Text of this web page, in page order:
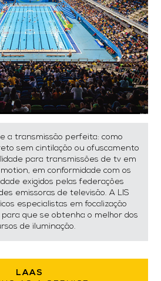
a transmissão perfeita: como
sem cintilação ou ofuscamento
para transmissões de tv em
em conformidade com os
exigidos pelas federações
emissoras de televisão. A LIS
especialistas em focalização
que se obtenha o melhor dos
de iluminação.
LAAS